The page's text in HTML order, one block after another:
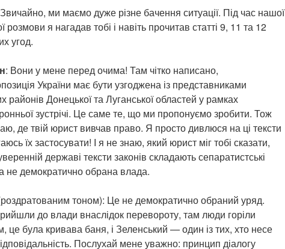
ми маємо дуже різне бачення ситуації. Під час нашої
розмови я нагадав тобі і навіть прочитав статті 9, 11 та 12
угод.
: Вони у мене перед очима! Там чітко написано,
України має бути узгоджена із представниками
районів Донецької та Луганської областей у рамках
зустрічі. Це саме те, що ми пропонуємо зробити. Тож
де твій юрист вивчав право. Я просто дивлюся на ці тексти
їх застосувати! І я не знаю, який юрист міг тобі сказати,
державі тексти законів складають сепаратистські
не демократично обрана влада.
тоном): Це не демократично обраний уряд.
до влади внаслідок перевороту, там люди горіли
це була кривава баня, і Зеленський — один із тих, хто несе
Послухай мене уважно: принцип діалогу